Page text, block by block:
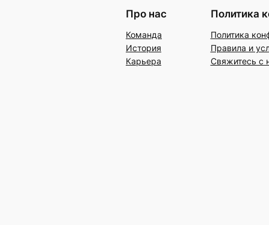
Про нас
Команда
История
Карьера
Политика
Политика
Правила и
Свяжитесь с